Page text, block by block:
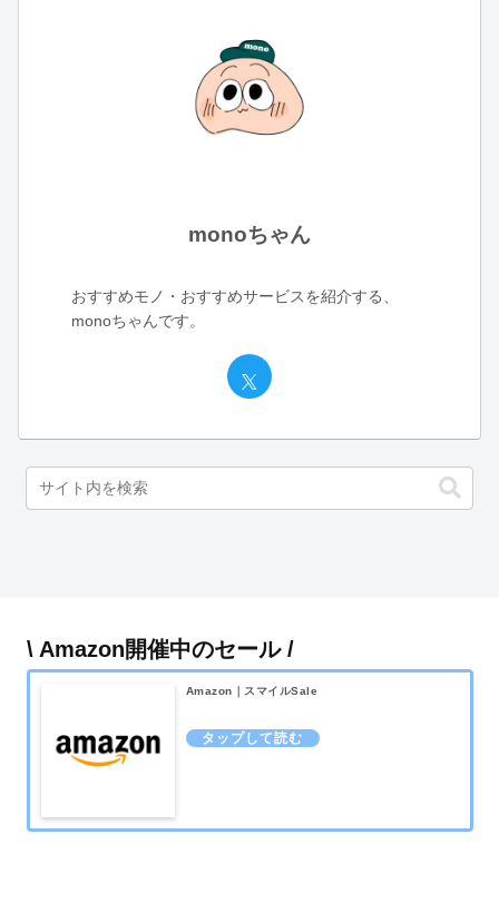
monoちゃん
おすすめモノ・おすすめサービスを紹介する、
monoちゃんです。
\ Amazon開催中のセール /
Amazon｜スマイルSale